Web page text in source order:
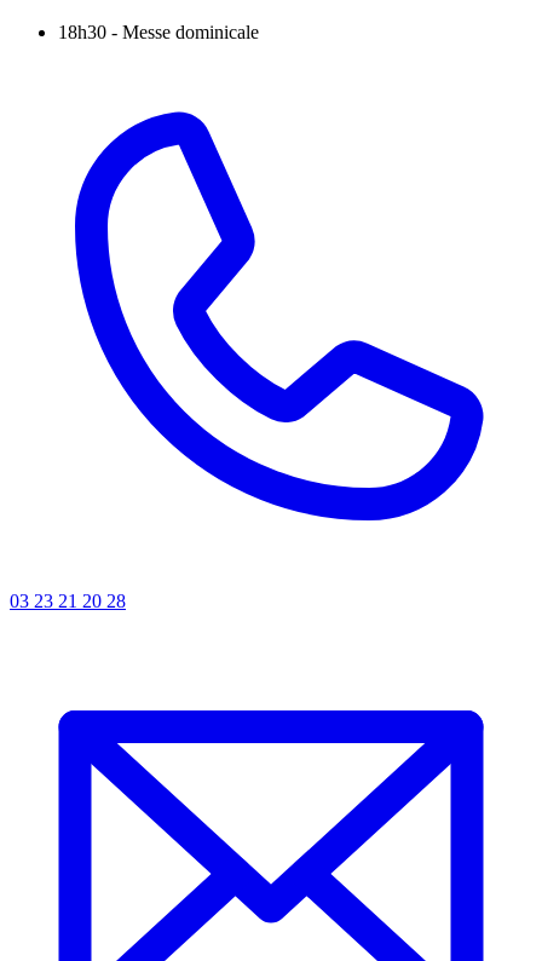
18h30 - Messe dominicale
03 23 21 20 28